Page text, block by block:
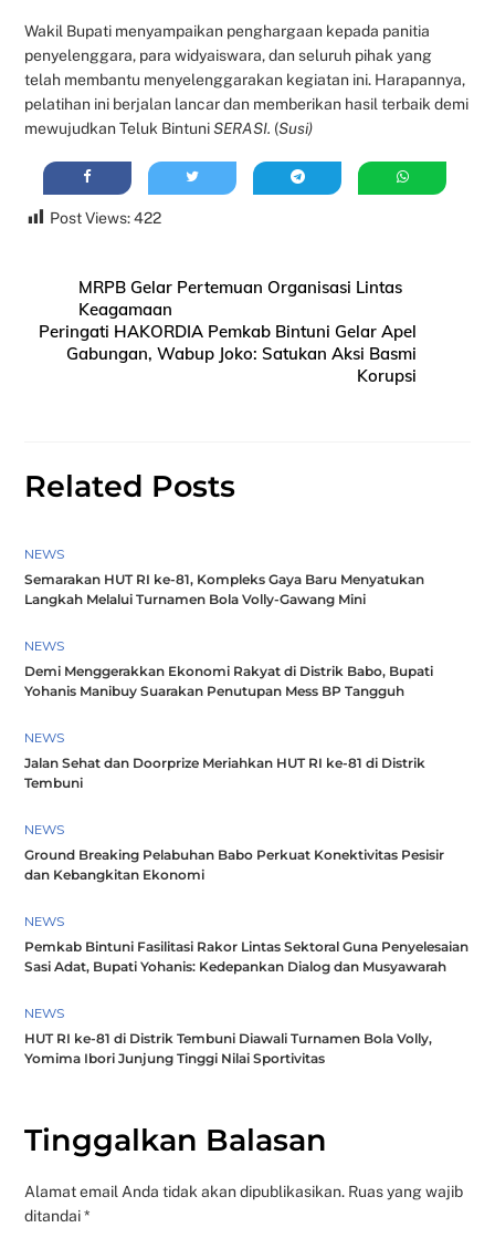
Wakil Bupati menyampaikan penghargaan kepada panitia
penyelenggara, para widyaiswara, dan seluruh pihak yang
telah membantu menyelenggarakan kegiatan ini. Harapannya,
pelatihan ini berjalan lancar dan memberikan hasil terbaik demi
mewujudkan Teluk BintuniSERASI. (Susi)
Post Views: 422
MRPB Gelar Pertemuan Organisasi Lintas
Keagamaan
Peringati HAKORDIA Pemkab Bintuni Gelar Apel
Gabungan, Wabup Joko: Satukan Aksi Basmi
Korupsi
Related Posts
NEWS
Semarakan HUT RI ke-81, Kompleks Gaya Baru Menyatukan
Langkah Melalui Turnamen Bola Volly-Gawang Mini
NEWS
Demi Menggerakkan Ekonomi Rakyat di Distrik Babo, Bupati
Yohanis Manibuy Suarakan Penutupan Mess BP Tangguh
NEWS
Jalan Sehat dan Doorprize Meriahkan HUT RI ke-81 di Distrik
Tembuni
NEWS
Ground Breaking Pelabuhan Babo Perkuat Konektivitas Pesisir
dan Kebangkitan Ekonomi
NEWS
Pemkab Bintuni Fasilitasi Rakor Lintas Sektoral Guna Penyelesaian
Sasi Adat, Bupati Yohanis: Kedepankan Dialog dan Musyawarah
NEWS
HUT RI ke-81 di Distrik Tembuni Diawali Turnamen Bola Volly,
Yomima Ibori Junjung Tinggi Nilai Sportivitas
Tinggalkan Balasan
Alamat email Anda tidak akan dipublikasikan. Ruas yang wajib
ditandai*